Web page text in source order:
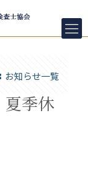
お知らせ一覧
季休